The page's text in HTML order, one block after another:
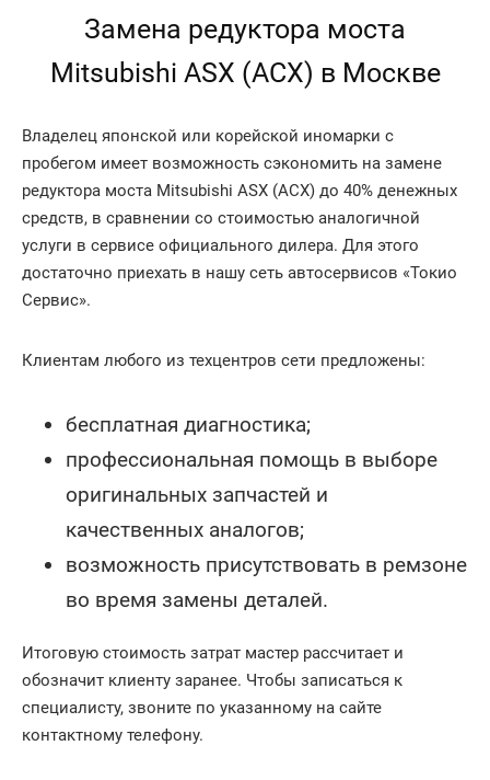
Замена редуктора моста
Mitsubishi ASX (АСХ) в Москве
Владелец японской или корейской иномарки с
пробегом имеет возможность сэкономить на замене
редуктора моста Mitsubishi ASX (АСХ) до 40% денежных
средств, в сравнении со стоимостью аналогичной
услуги в сервисе официального дилера. Для этого
достаточно приехать в нашу сеть автосервисов «Токио
Сервис».
Клиентам любого из техцентров сети предложены:
бесплатная диагностика;
профессиональная помощь в выборе
оригинальных запчастей и
качественных аналогов;
возможность присутствовать в ремзоне
во время замены деталей.
Итоговую стоимость затрат мастер рассчитает и
обозначит клиенту заранее. Чтобы записаться к
специалисту, звоните по указанному на сайте
контактному телефону.